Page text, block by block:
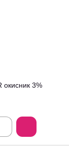
окисник 3%